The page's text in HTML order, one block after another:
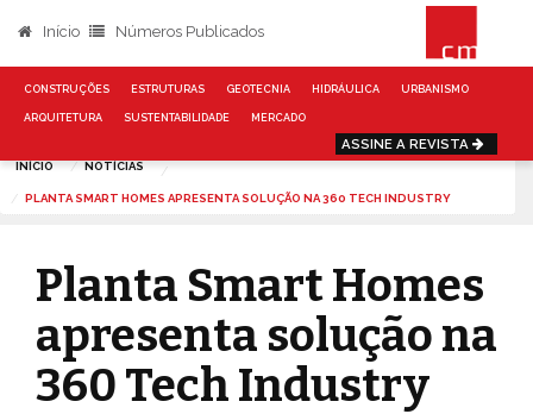
Início Números Publicados
CONSTRUÇÕES ESTRUTURAS GEOTECNIA HIDRÁULICA URBANISMO
ARQUITETURA SUSTENTABILIDADE MERCADO
ASSINE A REVISTA
INÍCIO NOTÍCIAS
PLANTA SMART HOMES APRESENTA SOLUÇÃO NA 360 TECH INDUSTRY
Planta Smart Homes
apresenta solução na
360 Tech Industry